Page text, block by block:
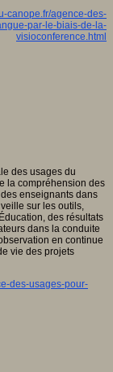
canope.fr/agence-des-
par-le-biais-de-la-
visioconference.html
des usages du
la compréhension des
enseignants dans
sur les outils,
des résultats
dans la conduite
en continue
vie des projets
des-usages-pour-